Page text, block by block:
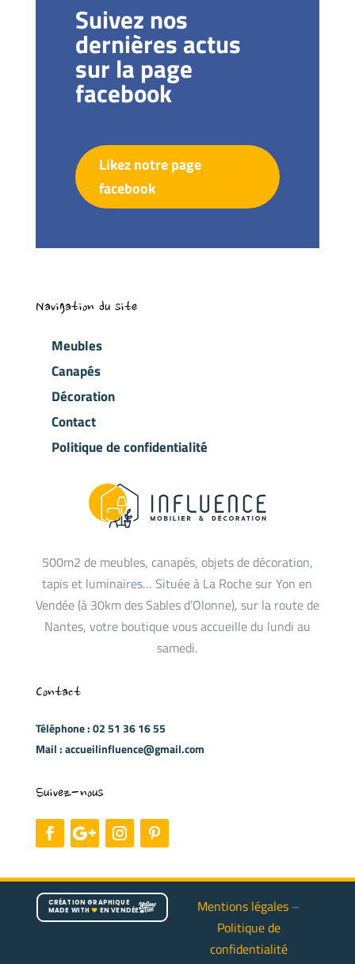
Suivez nos
dernières actus
sur la page
facebook
Likez notre page
facebook
Navigation du site
Meubles
Canapés
Décoration
Contact
Politique de confidentialité
500m2 de meubles, canapés, objets de décoration,
tapis et luminaires… Située à La Roche sur Yon en
Vendée (à 30km des Sables d’Olonne), sur la route de
Nantes, votre boutique vous accueille du lundi au
samedi.
Contact
Téléphone : 02 51 36 16 55
Mail : accueilinfluence@gmail.com
Suivez-nous
CRÉATION GRAPHIQUE
MADE WITH♥ EN VENDÉE Mentions légales –
Politique de
confidentialité